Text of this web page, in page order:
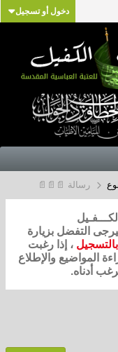
دخول أو تسجيل
رسالة 📄📄📄
التفضل بزيارة
بالتسجيل ، إذا رغبت
المواضيع والإطلاع
أدناه.